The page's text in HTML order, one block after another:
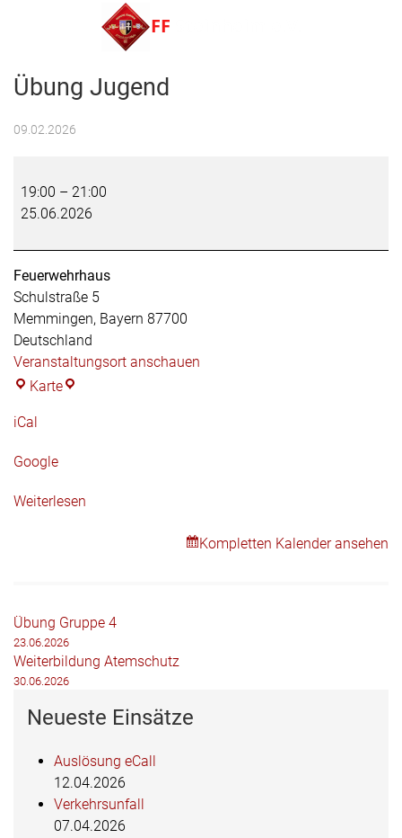
FF Steinheim e.V.
Übung Jugend
09.02.2026
Jugend
19:00 – 21:00
25.06.2026
Feuerwehrhaus
Schulstraße 5
Memmingen, Bayern 87700
Deutschland
Veranstaltungsort anschauen
KarteFeuerwehrhaus
iCal
Google
Weiterlesen
Kompletten Kalender ansehen
Beitragsnavigation
Übung Gruppe 4
23.06.2026
Weiterbildung Atemschutz
30.06.2026
Neueste Einsätze
Auslösung eCall
12.04.2026
Verkehrsunfall
07.04.2026